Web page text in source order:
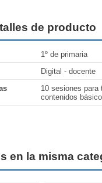
de producto
1º de primaria
Digital - docente
10 sesiones para
contenidos
en la misma